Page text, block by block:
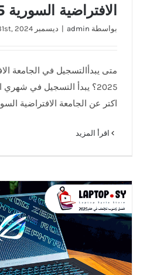
الافتراضية السورية 2025؟
بواسطة admin
| ديسمبر 31st, 2024
متى يبدأالتسجيل في الجامعة
2025؟ يبدأ التسجيل في
اكتر عن الجامعة الافتراضية
افضل لابتوب للالعاب في